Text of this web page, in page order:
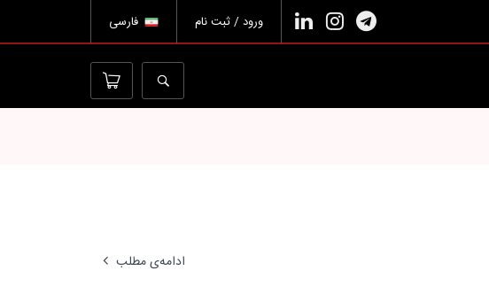
فارسی ورود / ثبت نام
ادامه‌ی مطلب